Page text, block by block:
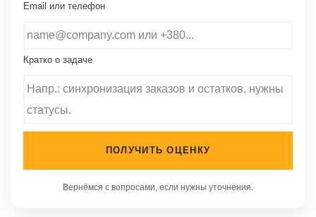
Email или телефон
Кратко о задаче
ПОЛУЧИТЬ ОЦЕНКУ
Вернёмся с вопросами, если нужны уточнения.